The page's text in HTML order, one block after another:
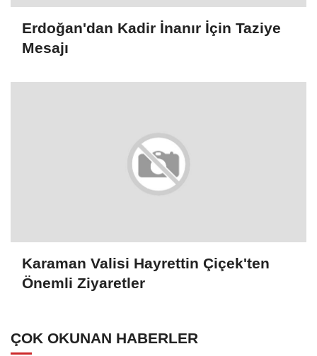
Erdoğan'dan Kadir İnanır İçin Taziye
Mesajı
Karaman Valisi Hayrettin Çiçek'ten
Önemli Ziyaretler
ÇOK OKUNAN HABERLER